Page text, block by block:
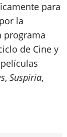
para
la
programa
de Cine y
, Suspiria,